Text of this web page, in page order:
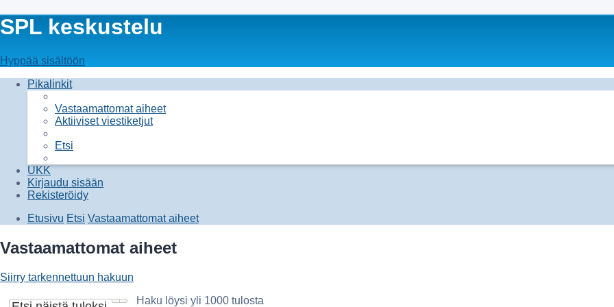
SPL keskustelu
Hyppää sisältöön
Pikalinkit
Vastaamattomat aiheet
Aktiiviset viestiketjut
Etsi
UKK
Kirjaudu sisään
Rekisteröidy
Etusivu Etsi Vastaamattomat aiheet
Vastaamattomat aiheet
Siirry tarkennettuun hakuun
Haku löysi yli 1000 tulosta